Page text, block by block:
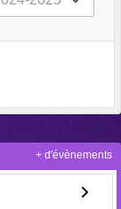
+ d'évènements